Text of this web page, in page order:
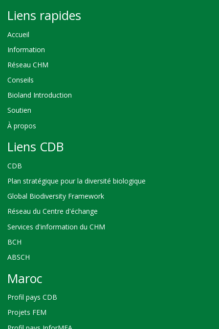
Liens rapides
Accueil
Information
Réseau CHM
Conseils
Bioland Introduction
Soutien
À propos
Liens CDB
CDB
Plan stratégique pour la diversité biologique
Global Biodiversity Framework
Réseau du Centre d'échange
Services d'information du CHM
BCH
ABSCH
Maroc
Profil pays CDB
Projets FEM